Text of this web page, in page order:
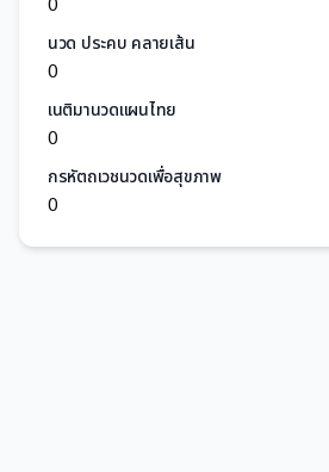
นวด ประคบ คลายเส้น
0
เนติมานวดแผนไทย
0
กรหัตถเวชนวดเพื่อสุขภาพ
0